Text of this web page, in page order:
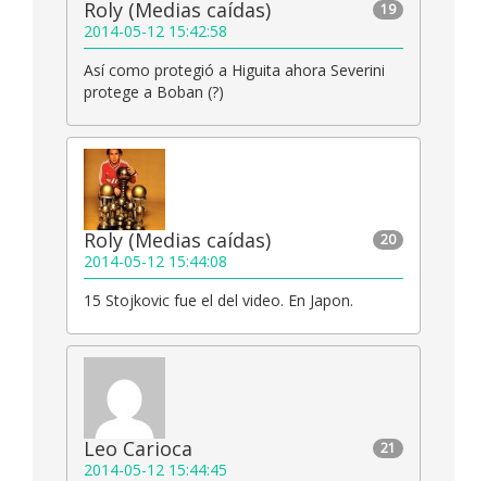
19
Roly (Medias caídas)
2014-05-12 15:42:58
Así como protegió a Higuita ahora Severini
protege a Boban (?)
20
Roly (Medias caídas)
2014-05-12 15:44:08
15 Stojkovic fue el del video. En Japon.
21
Leo Carioca
2014-05-12 15:44:45